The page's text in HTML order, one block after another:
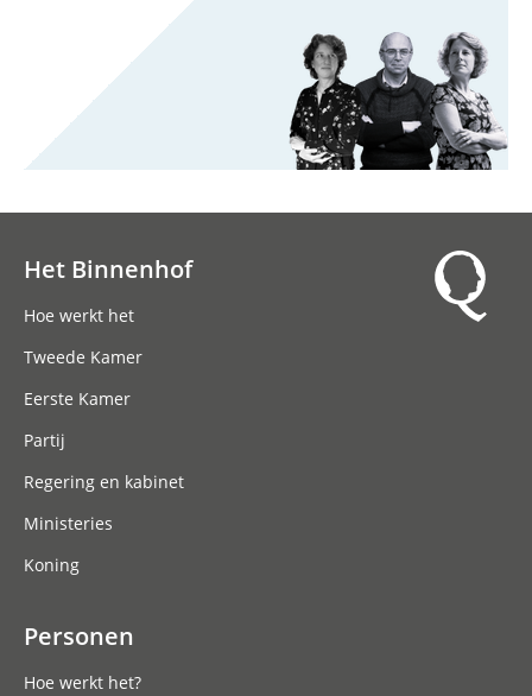
Het Binnenhof
Hoe werkt het
Tweede Kamer
Eerste Kamer
Partij
Regering en kabinet
Ministeries
Koning
Personen
Hoe werkt het?